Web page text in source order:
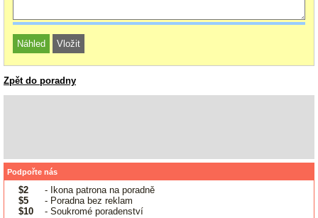
Zpět do poradny
Podpořte nás
$2
- Ikona patrona na poradně
$5
- Poradna bez reklam
$10
- Soukromé poradenství